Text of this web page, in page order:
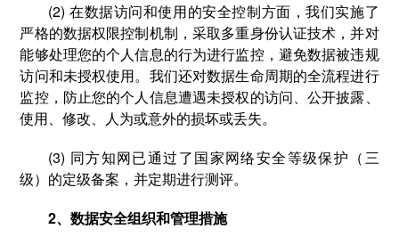
(2) 在数据访问和使用的安全控制方面，我们实施了
严格的数据权限控制机制，采取多重身份认证技术，并对
能够处理您的个人信息的行为进行监控，避免数据被违规
访问和未授权使用。我们还对数据生命周期的全流程进行
监控，防止您的个人信息遭遇未授权的访问、公开披露、
使用、修改、人为或意外的损坏或丢失。
(3) 同方知网已通过了国家网络安全等级保护（三
级）的定级备案，并定期进行测评。
2、数据安全组织和管理措施